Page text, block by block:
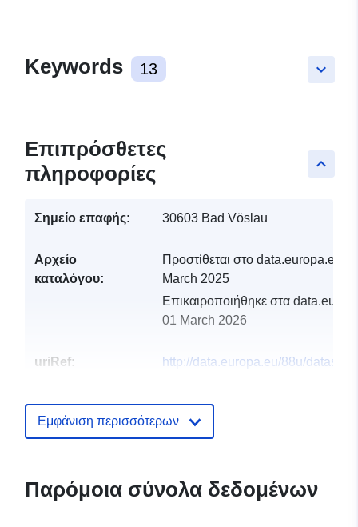
keyboard_arrow_down
Keywords 13
keyboard_arrow_up
Επιπρόσθετες
πληροφορίες
Σημείο επαφής: 30603 Bad Vöslau
Αρχείο
καταλόγου:
Προστίθεται στο data.europa.eu:
March 2025
Επικαιροποιήθηκε στα
01 March 2026
uriRef:
http://data.europa.eu/88u/
Εμφάνιση περισσότερων
Παρόμοια σύνολα δεδομένων